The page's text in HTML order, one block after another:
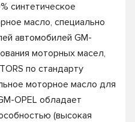
синтетическое
масло, специально
автомобилей GM-
моторных масел,
по стандарту
моторное масло для
OPEL обладает
(высокая